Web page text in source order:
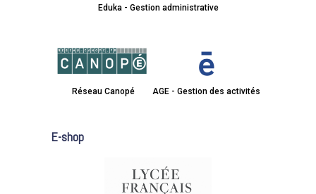
Eduka - Gestion administrative
Réseau Canopé AGE - Gestion des activités
E-shop